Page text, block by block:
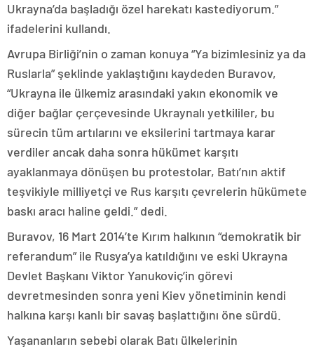
Ukrayna’da başladığı özel harekatı kastediyorum.”
ifadelerini kullandı.
Avrupa Birliği’nin o zaman konuya “Ya bizimlesiniz ya da
Ruslarla” şeklinde yaklaştığını kaydeden Buravov,
“Ukrayna ile ülkemiz arasındaki yakın ekonomik ve
diğer bağlar çerçevesinde Ukraynalı yetkililer, bu
sürecin tüm artılarını ve eksilerini tartmaya karar
verdiler ancak daha sonra hükümet karşıtı
ayaklanmaya dönüşen bu protestolar, Batı’nın aktif
teşvikiyle milliyetçi ve Rus karşıtı çevrelerin hükümete
baskı aracı haline geldi.” dedi.
Buravov, 16 Mart 2014’te Kırım halkının “demokratik bir
referandum” ile Rusya’ya katıldığını ve eski Ukrayna
Devlet Başkanı Viktor Yanukoviç’in görevi
devretmesinden sonra yeni Kiev yönetiminin kendi
halkına karşı kanlı bir savaş başlattığını öne sürdü.
Yaşananların sebebi olarak Batı ülkelerinin